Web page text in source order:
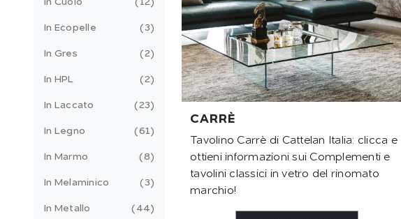
CARRÈ
Tavolino Carrè di Cattelan Italia: clicca e
ottieni informazioni sui Complementi e
tavolini classici in vetro del rinomato
marchio!
In Cuoio 12
In Ecopelle 3
In Gres 2
In HPL 2
In Laccato 23
In Legno 61
In Marmo 8
In Melaminico 3
In Metallo 44